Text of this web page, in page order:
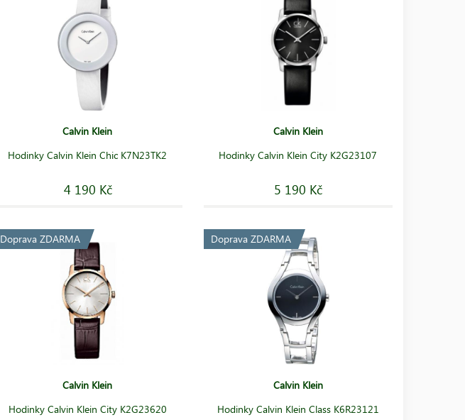
Calvin Klein
Hodinky Calvin Klein Chic K7N23TK2
4 190 Kč
Calvin Klein
Hodinky Calvin Klein City K2G23107
5 190 Kč
Doprava ZDARMA
Calvin Klein
Hodinky Calvin Klein City K2G23620
Doprava ZDARMA
Calvin Klein
Hodinky Calvin Klein Class K6R23121